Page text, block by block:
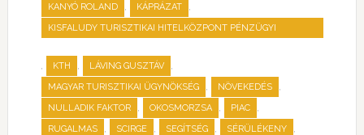
KANYÓ ROLAND , KÁPRÁZAT ,
KISFALUDY TURISZTIKAI HITELKÖZPONT PÉNZÜGYI
, KTH , LÁVING GUSZTÁV ,
MAGYAR TURISZTIKAI ÜGYNÖKSÉG , NÖVEKEDÉS ,
NULLADIK FAKTOR , OKOSMORZSA , PIAC ,
RUGALMAS , SCIRGE , SEGÍTSÉG , SÉRÜLÉKENY ,